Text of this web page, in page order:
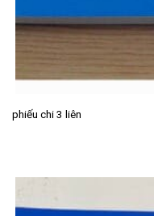
phiếu chi 3 liên